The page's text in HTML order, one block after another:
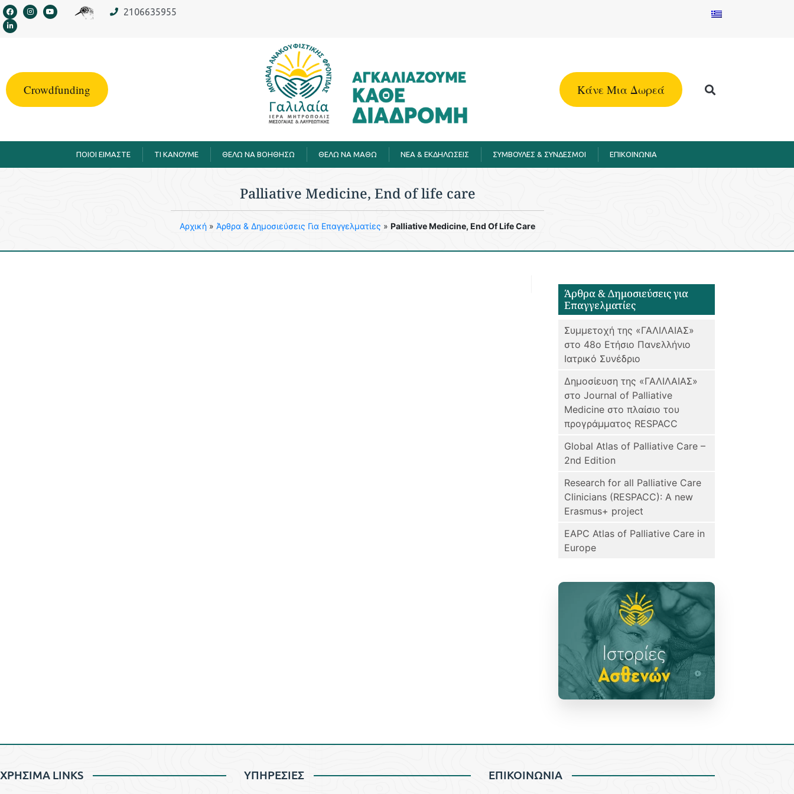
περιεχόμενο
2106635955
Crowdfunding Kάνε Μια Δωρεά
ΠΟΙΟΙ ΕΙΜΑΣΤΕ TI KANOYME ΘΕΛΩ ΝΑ ΒΟΗΘΗΣΩ ΘΕΛΩ ΝΑ ΜΑΘΩ ΝΕΑ & ΕΚΔΗΛΩΣΕΙΣ ΣΥΜΒΟΥΛΕΣ & ΣΥΝΔΕΣΜΟΙ EΠΙΚΟΙΝΩΝΙΑ
Palliative Medicine, End of life care
Aρχική » Άρθρα & Δημοσιεύσεις Για Επαγγελματίες » Palliative Medicine, End Of Life Care
Άρθρα & Δημοσιεύσεις για
Επαγγελματίες
Συμμετοχή της «ΓΑΛΙΛΑΙΑΣ»
στο 48ο Ετήσιο Πανελλήνιο
Ιατρικό Συνέδριο
Δημοσίευση της «ΓΑΛΙΛΑΙΑΣ»
στο Journal of Palliative
Medicine στο πλαίσιο του
προγράμματος RESPACC
Global Atlas of Palliative Care –
2nd Edition
Research for all Palliative Care
Clinicians (RESPACC): A new
Erasmus+ project
EAPC Atlas of Palliative Care in
Europe
ΧΡΗΣΙΜΑ LINKS YΠΗΡΕΣΙΕΣ ΕΠΙΚΟΙΝΩΝΙΑ